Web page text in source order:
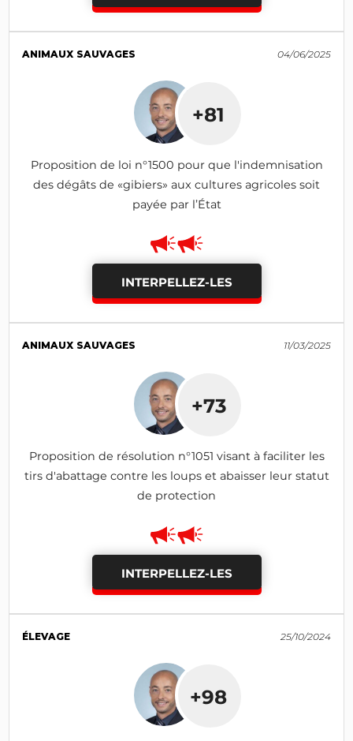
ANIMAUX SAUVAGES 04/06/2025
+81
Proposition de loi n°1500 pour que l'indemnisation
des dégâts de «gibiers» aux cultures agricoles soit
payée par l’État
INTERPELLEZ-LES
ANIMAUX SAUVAGES 11/03/2025
+73
Proposition de résolution n°1051 visant à faciliter les
tirs d'abattage contre les loups et abaisser leur statut
de protection
INTERPELLEZ-LES
ÉLEVAGE 25/10/2024
+98